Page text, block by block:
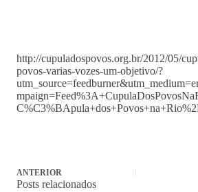
http://cupuladospovos.org.br/2012/05/
povos-varias-vozes-um-objetivo/?
ANTERIOR
Posts relacionados